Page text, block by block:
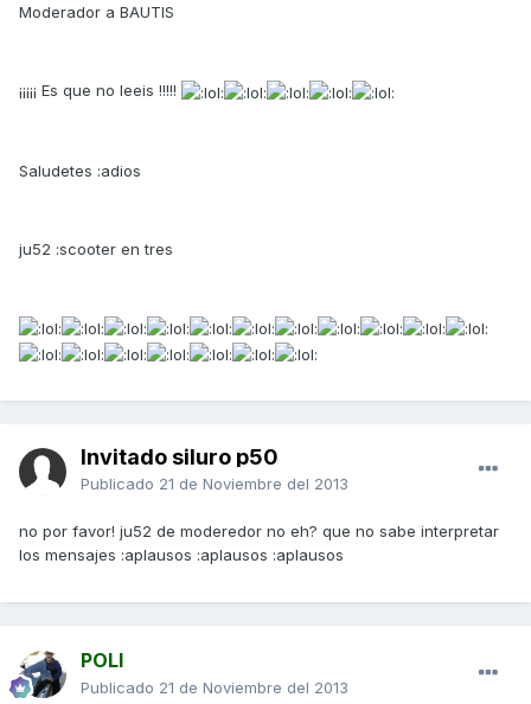
Moderador a BAUTIS
¡¡¡¡¡ Es que no leeis !!!!!
Saludetes :adios
ju52 :scooter en tres
Invitado siluro p50
Publicado 21 de Noviembre del 2013
no por favor! ju52 de moderedor no eh? que no sabe interpretar
los mensajes :aplausos :aplausos :aplausos
POLI
Publicado 21 de Noviembre del 2013